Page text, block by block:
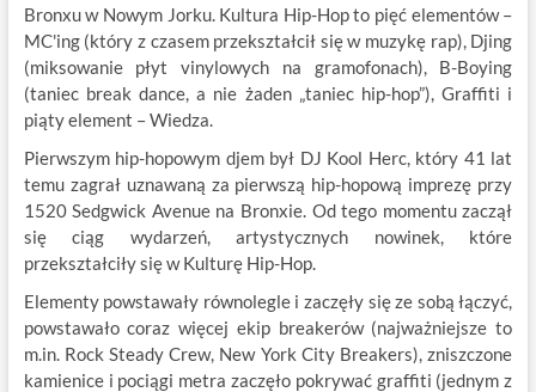
Bronxu w Nowym Jorku. Kultura Hip-Hop to pięć elementów –
MC'ing (który z czasem przekształcił się w muzykę rap), Djing
(miksowanie płyt vinylowych na gramofonach), B-Boying
(taniec break dance, a nie żaden „taniec hip-hop”), Graffiti i
piąty element – Wiedza.
Pierwszym hip-hopowym djem był DJ Kool Herc, który 41 lat
temu zagrał uznawaną za pierwszą hip-hopową imprezę przy
1520 Sedgwick Avenue na Bronxie. Od tego momentu zaczął
się ciąg wydarzeń, artystycznych nowinek, które
przekształciły się w Kulturę Hip-Hop.
Elementy powstawały równolegle i zaczęły się ze sobą łączyć,
powstawało coraz więcej ekip breakerów (najważniejsze to
m.in. Rock Steady Crew, New York City Breakers), zniszczone
kamienice i pociągi metra zaczęło pokrywać graffiti (jednym z